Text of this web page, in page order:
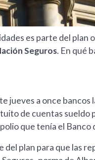
es parte del plan
Seguros. En qué
jueves a once
de cuentas sueldo
que tenía el Banco
plan para que las